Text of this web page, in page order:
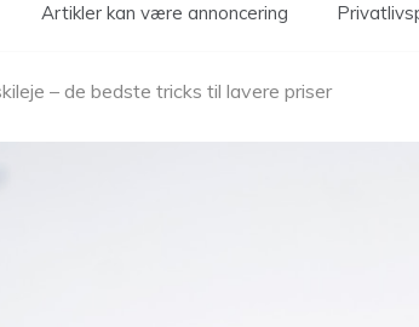
Artikler kan være annoncering
– de bedste tricks til lavere priser